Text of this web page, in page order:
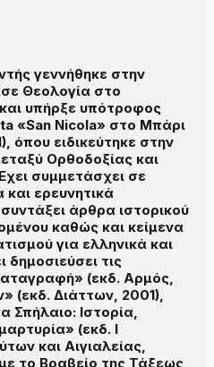
γεννήθηκε στην
Θεολογία στο
υπήρξε υπότροφος
«San Nicola» στο Μπάρι
όπου ειδικεύτηκε στην
Ορθοδοξίας και
συμμετάσχει σε
και ερευνητικά
άρθρα ιστορικού
καθώς και κείμενα
για ελληνικά και
δημοσιεύσει τις
(εκδ. Αρμός,
(εκδ. Διάττων, 2001),
Σπήλαιο: Ιστορία,
(εκδ. Ι
και Αιγιαλείας,
το Βραβείο της Τάξεως